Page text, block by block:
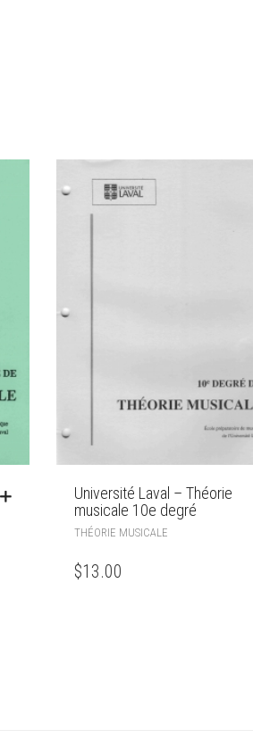
Université Laval – Théorie
musicale 10e degré
THÉORIE MUSICALE
$13.00